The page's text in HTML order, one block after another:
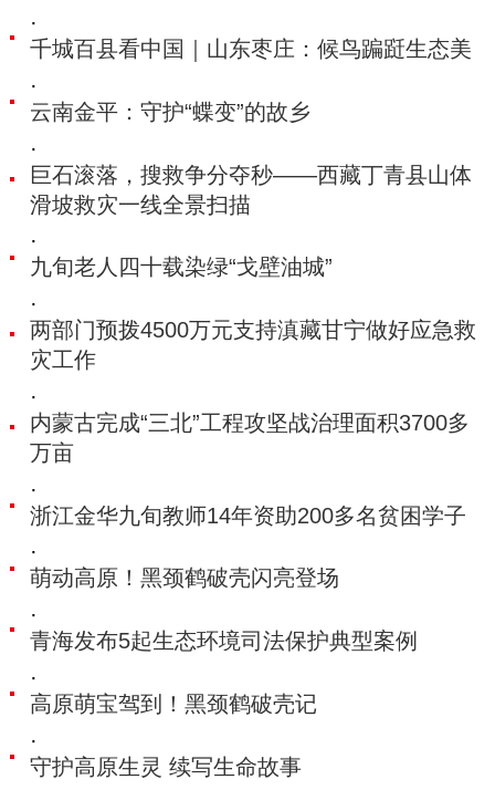
·
千城百县看中国｜山东枣庄：候鸟蹁跹生态美
·
云南金平：守护“蝶变”的故乡
·
巨石滚落，搜救争分夺秒——西藏丁青县山体
滑坡救灾一线全景扫描
·
九旬老人四十载染绿“戈壁油城”
·
两部门预拨4500万元支持滇藏甘宁做好应急救
灾工作
·
内蒙古完成“三北”工程攻坚战治理面积3700多
万亩
·
浙江金华九旬教师14年资助200多名贫困学子
·
萌动高原！黑颈鹤破壳闪亮登场
·
青海发布5起生态环境司法保护典型案例
·
高原萌宝驾到！黑颈鹤破壳记
·
守护高原生灵 续写生命故事